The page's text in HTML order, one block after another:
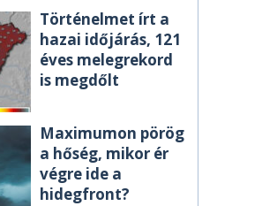
Történelmet írt a
hazai időjárás, 121
éves melegrekord
is megdőlt
Maximumon pörög
a hőség, mikor ér
végre ide a
hidegfront?